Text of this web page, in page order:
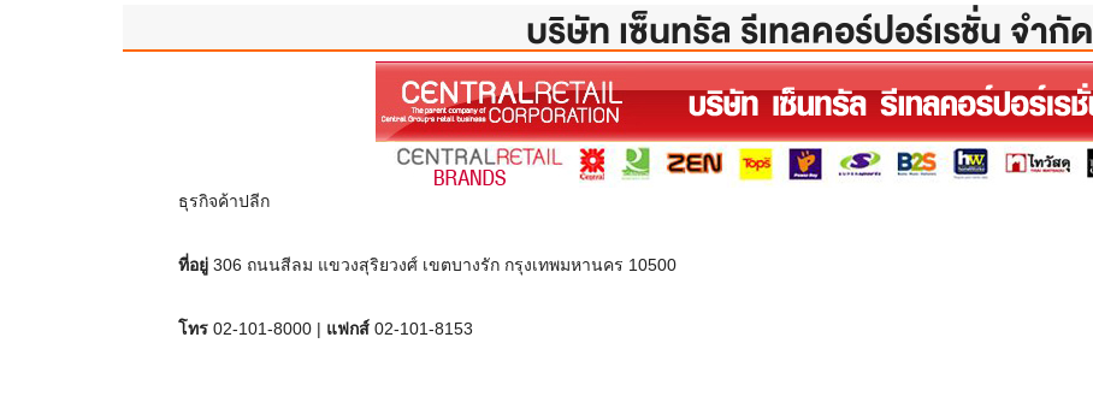
บริษัท เซ็นทรัล รีเทลคอร์ปอร์เรชั่น จำกัด
ธุรกิจค้าปลีก
ที่อยู่306 ถนนสีลม แขวงสุริยวงศ์ เขตบางรัก กรุงเทพมหานคร 10500
โทร02-101-8000 | แฟกส์02-101-8153